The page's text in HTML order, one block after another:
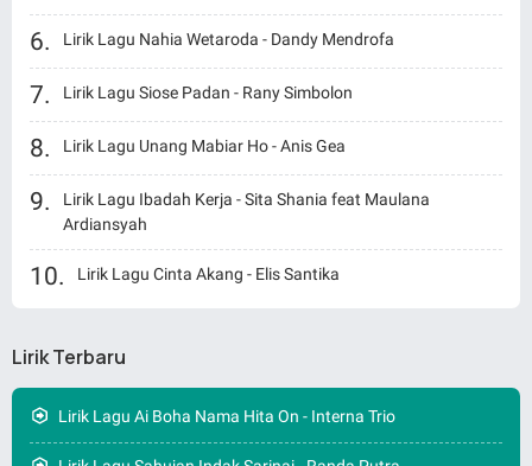
Lirik Lagu Nahia Wetaroda - Dandy Mendrofa
Lirik Lagu Siose Padan - Rany Simbolon
Lirik Lagu Unang Mabiar Ho - Anis Gea
Lirik Lagu Ibadah Kerja - Sita Shania feat Maulana
Ardiansyah
Lirik Lagu Cinta Akang - Elis Santika
Lirik Terbaru
Lirik Lagu Ai Boha Nama Hita On - Interna Trio